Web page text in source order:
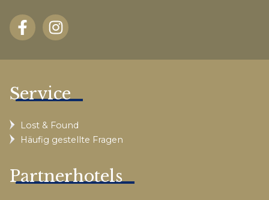
Service
Lost & Found
Häufig gestellte Fragen
Partnerhotels